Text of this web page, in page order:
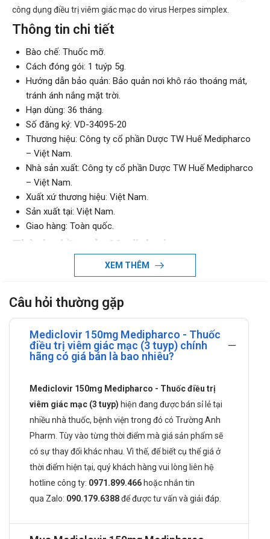
công dụng điều trị viêm giác mạc do virus Herpes simplex.
Thông tin chi tiết
Bào chế: Thuốc mỡ.
Cách đóng gói: ​1 tuýp 5g.
Hướng dẫn bảo quản: Bảo quản nơi khô ráo thoáng mát,
tránh ánh nắng mặt trời.
Hạn dùng: 36 tháng.
Số đăng ký: VD-34095-20
Thương hiệu: Công ty cổ phần Dược TW Huế Medipharco
– Việt Nam.
Nhà sản xuất: Công ty cổ phần Dược TW Huế Medipharco
– Việt Nam.
Xuất xứ thương hiệu: Việt Nam.
Sản xuất tại: Việt Nam.
Giao hàng: Toàn quốc.
Thành phần của Mediclovir
Acyclovir có hàm lượng 150mg.
Thuốc Mediclovir được chỉ định dùng trong các trường
hợp sau: Ðiều trị viêm giác mạc do virus Herpes simplex.
Cách dùng Mediclovir như thế nào?
Tra một lượng nhỏ thuốc mỡ vào túi cùng kết mạc.
Liều dùng Mediclovir được khuyến cáo
Tra một lượng nhỏ thuốc mỡ vào túi cùng kết mạc 5 lần
mỗi ngày. Nên tiếp tục ít nhất 3 ngày sau khi đã dùng liều
điều trị
Thời gian điều trị được khuyến cáo
Tùy vào đối tượng, độ tuổi, tình trạng bệnh mà có thời gian
điều trị khác nhau. Tham khảo bác sĩ về thời gian điều trị.
Thuốc Mediclovir chống chỉ định trong các trường hợp
XEM THÊM
Câu hỏi thường gặp
Mediclovir 150mg Medipharco - Thuốc
điều trị viêm giác mạc (3 tuyp) chính
hãng có giá bán là bao nhiêu?
Mediclovir 150mg Medipharco - Thuốc điều trị
viêm giác mạc (3 tuyp) hiện đang được bán sỉ lẻ tại
nhiều nhà thuốc, bệnh viện trong đó có Trường Anh
Pharm. Tùy vào từng thời điểm mà giá sản phẩm sẽ
có sự thay đổi khác nhau. Vì thế, để biết cụ thể giá ở
thời điểm hiện tại, quý khách hàng vui lòng liên hệ
hotline công ty: 0971.899.466 hoặc nhắn tin
qua Zalo: 090.179.6388để được tư vấn và giải đáp.